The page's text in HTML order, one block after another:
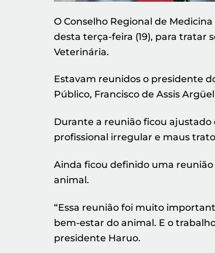
O Conselho Regional de
desta terça-feira (19), para tratar
Veterinária.
Estavam reunidos o presidente
Público, Francisco de Assis
Durante a reunião ficou
profissional irregular e maus
Ainda ficou definido uma reunião
animal.
“Essa reunião foi muito
bem-estar do animal. E o
presidente Haruo.